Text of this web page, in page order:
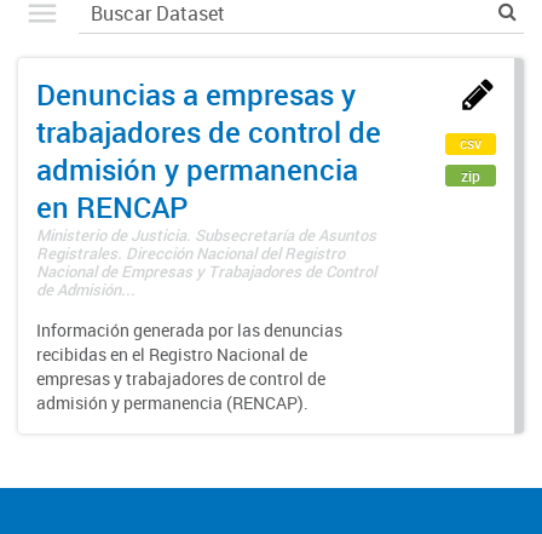
Denuncias a empresas y
trabajadores de control de
admisión y permanencia
en RENCAP
Ministerio de Justicia. Subsecretaría de Asuntos
Registrales. Dirección Nacional del Registro
Nacional de Empresas y Trabajadores de Control
de Admisión...
Información generada por las denuncias
recibidas en el Registro Nacional de
empresas y trabajadores de control de
admisión y permanencia (RENCAP).
csv
zip